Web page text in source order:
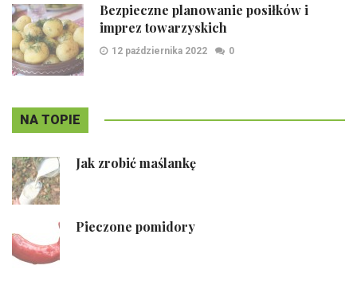
Bezpieczne planowanie posiłków i
imprez towarzyskich
12 października 2022 0
NA TOPIE
Jak zrobić maślankę
Pieczone pomidory